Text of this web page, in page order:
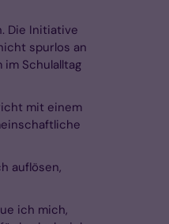
Die Initiative
spurlos an
Schulalltag
mit einem
auflösen,
ich mich,